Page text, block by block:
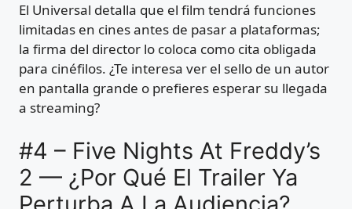
El Universal detalla que el film tendrá funciones
limitadas en cines antes de pasar a plataformas;
la firma del director lo coloca como cita obligada
para cinéfilos. ¿Te interesa ver el sello de un autor
en pantalla grande o prefieres esperar su llegada
a streaming?
#4 – Five Nights At Freddy’s
2 — ¿Por Qué El Trailer Ya